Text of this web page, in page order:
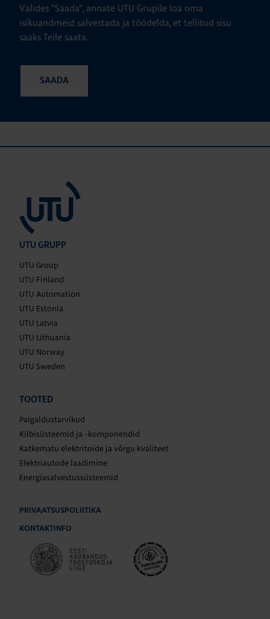
Valides "Saada", annate UTU Grupile loa oma
isikuandmeid salvestada ja töödelda, et tellitud sisu
saaks Teile saata.
UTU GRUPP
UTU Group
UTU Finland
UTU Automation
UTU Estonia
UTU Latvia
UTU Lithuania
UTU Norway
UTU Sweden
TOOTED
Paigaldustarvikud
Kilbisüsteemid ja -komponendid
Katkematu elektritoide ja võrgu kvaliteet
Elektriautode laadimine
Energiasalvestussüsteemid
PRIVAATSUSPOLIITIKA
KONTAKTINFO